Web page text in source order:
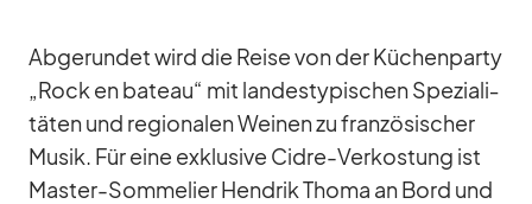
Ab­ge­run­det wird die Reise von der Kü­chen­party
„Rock en ba­teau“ mit lan­des­ty­pi­schen Spe­zia­li­
tä­ten und re­gio­na­len Wei­nen zu fran­zö­si­scher
Mu­sik. Für eine ex­klu­sive Cidre-Ver­kos­tung ist
Mas­ter-Som­me­lier Hen­drik Thoma an Bord und